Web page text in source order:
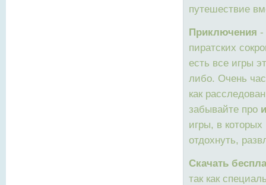
путешествие
Приключения -
пиратских
есть все игры
либо. Очень
как
забывайте про
игры, в
отдохнуть,
Скачать
так как